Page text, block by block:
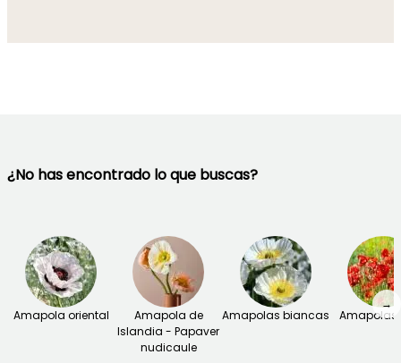
¿No has encontrado lo que buscas?
Amapola oriental
Amapola de
Islandia - Papaver
nudicaule
Amapolas biancas Amapolas
→